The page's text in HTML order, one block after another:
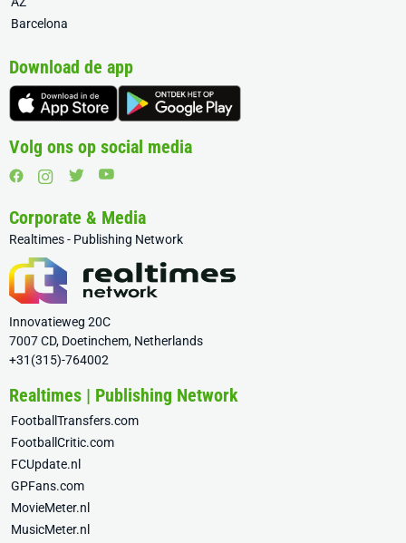
Barcelona
Download de app
Volg ons op social media
Corporate & Media
Realtimes - Publishing Network
Innovatieweg 20C
7007 CD, Doetinchem, Netherlands
+31(315)-764002
Realtimes | Publishing Network
FootballTransfers.com
FootballCritic.com
FCUpdate.nl
GPFans.com
MovieMeter.nl
MusicMeter.nl